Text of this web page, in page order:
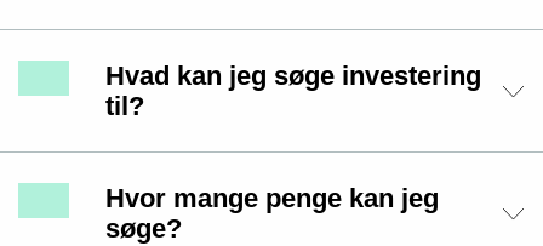
Hvad kan jeg søge investering
til?
Hvor mange penge kan jeg
søge?